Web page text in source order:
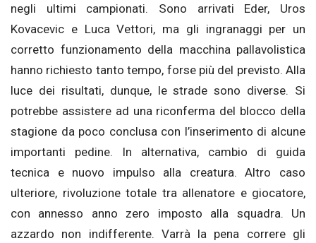
negli ultimi campionati. Sono arrivati Eder, Uros
Kovacevic e Luca Vettori, ma gli ingranaggi per un
corretto funzionamento della macchina pallavolistica
hanno richiesto tanto tempo, forse più del previsto. Alla
luce dei risultati, dunque, le strade sono diverse. Si
potrebbe assistere ad una riconferma del blocco della
stagione da poco conclusa con l’inserimento di alcune
importanti pedine. In alternativa, cambio di guida
tecnica e nuovo impulso alla creatura. Altro caso
ulteriore, rivoluzione totale tra allenatore e giocatore,
con annesso anno zero imposto alla squadra. Un
azzardo non indifferente. Varrà la pena correre gli